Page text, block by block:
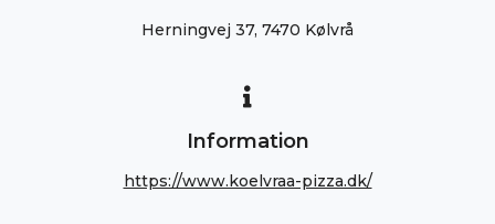
Herningvej 37, 7470 Kølvrå
Information
https://www.koelvraa-pizza.dk/